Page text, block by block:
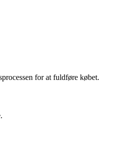
for at fuldføre købet.